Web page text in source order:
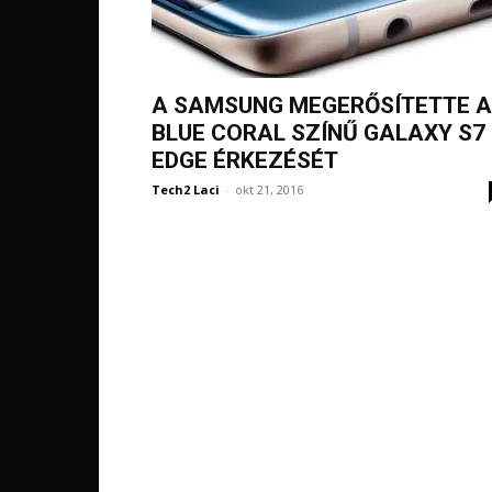
A SAMSUNG MEGERŐSÍTETTE A
BLUE CORAL SZÍNŰ GALAXY S7
EDGE ÉRKEZÉSÉT
Tech2 Laci - okt 21, 2016